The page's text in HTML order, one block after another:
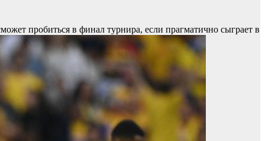
пробиться в финал турнира, если прагматично сыграет в